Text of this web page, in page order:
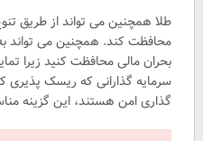
طلا همچنین می تواند از طریق
محافظت کند. همچنین می تواند
بحران مالی محافظت کنید زیرا
سرمایه گذارانی که ریسک پذیری
گذاری امن هستند، این گزینه